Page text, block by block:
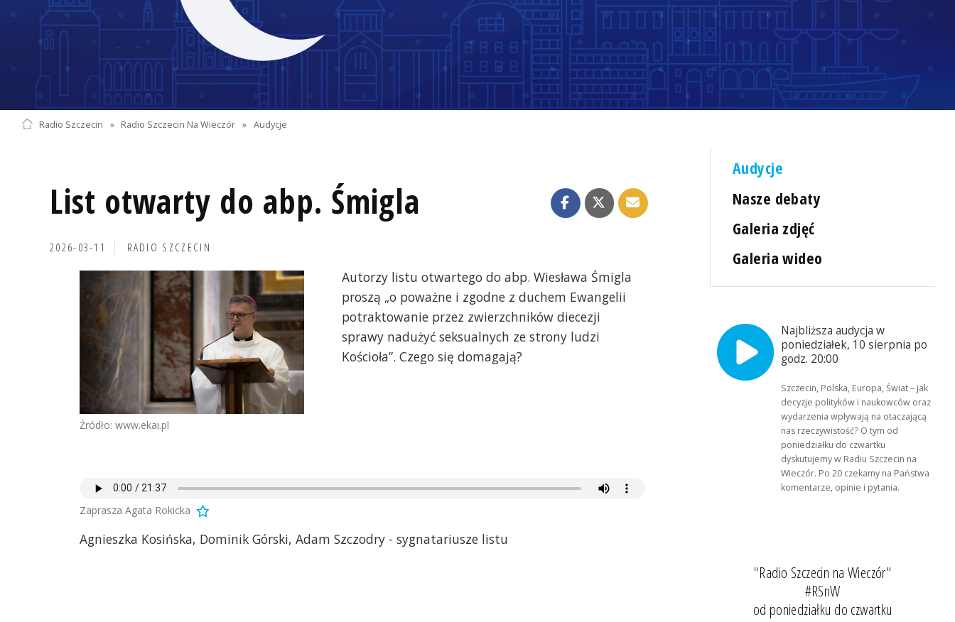
Radio Szczecin » Radio Szczecin Na Wieczór » Audycje
List otwarty do abp. Śmigla
2026-03-11 RADIO SZCZECIN
Źródło: www.ekai.pl
Autorzy listu otwartego do abp. Wiesława Śmigla
proszą „o poważne i zgodne z duchem Ewangelii
potraktowanie przez zwierzchników diecezji
sprawy nadużyć seksualnych ze strony ludzi
Kościoła”. Czego się domagają?
Zaprasza Agata Rokicka
Agnieszka Kosińska, Dominik Górski, Adam Szczodry - sygnatariusze listu
Audycje
Nasze debaty
Galeria zdjęć
Galeria wideo
Najbliższa audycja w
poniedziałek, 10 sierpnia po
godz. 20:00
Szczecin, Polska, Europa, Świat – jak
decyzje polityków i naukowców oraz
wydarzenia wpływają na otaczającą
nas rzeczywistość? O tym od
poniedziałku do czwartku
dyskutujemy w Radiu Szczecin na
Wieczór. Po 20 czekamy na Państwa
komentarze, opinie i pytania.
"Radio Szczecin na Wieczór"
#RSnW
od poniedziałku do czwartku